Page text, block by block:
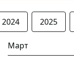
2024 2025
Март